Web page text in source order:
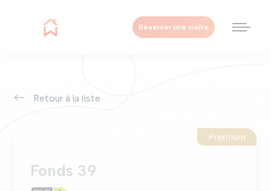
Réserver une visite
Retour à la liste
vendu
Premium
Fonds 39